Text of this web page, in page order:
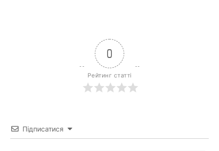
0
Рейтинг статті
Підписатися